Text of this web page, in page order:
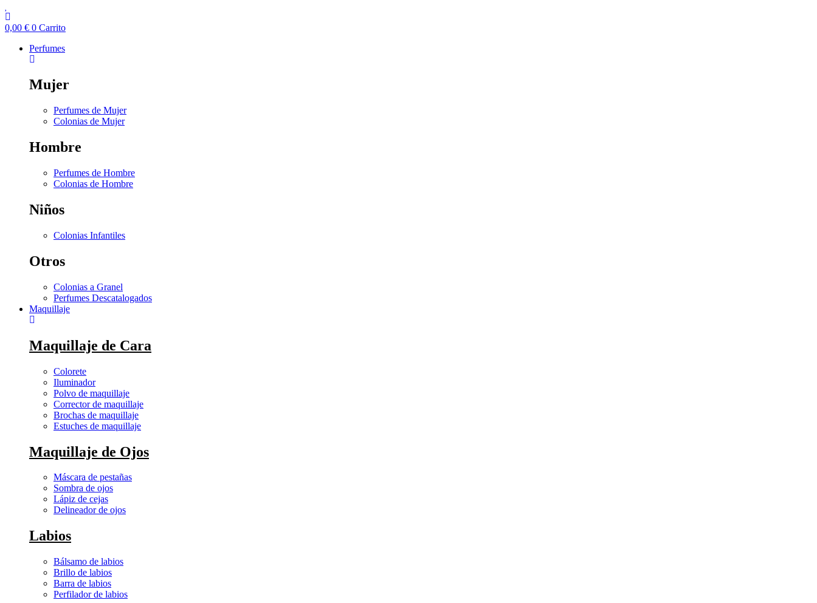
0,00 € 0 Carrito
Perfumes
Mujer
Perfumes de Mujer
Colonias de Mujer
Hombre
Perfumes de Hombre
Colonias de Hombre
Niños
Colonias Infantiles
Otros
Colonias a Granel
Perfumes Descatalogados
Maquillaje
Maquillaje de Cara
Colorete
Iluminador
Polvo de maquillaje
Corrector de maquillaje
Brochas de maquillaje
Estuches de maquillaje
Maquillaje de Ojos
Máscara de pestañas
Sombra de ojos
Lápiz de cejas
Delineador de ojos
Labios
Bálsamo de labios
Brillo de labios
Barra de labios
Perfilador de labios